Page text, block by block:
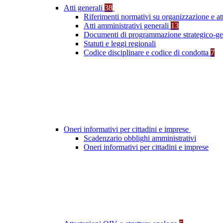
Atti generali 38
Riferimenti normativi su organizzazione e
Atti amministrativi generali 13
Documenti di programmazione strategico-
Statuti e leggi regionali
Codice disciplinare e codice di condotta 7
Oneri informativi per cittadini e imprese
Scadenzario obblighi amministrativi
Oneri informativi per cittadini e imprese